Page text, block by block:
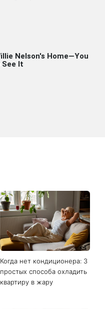
Когда нет кондиционера: 3
простых способа охладить
квартиру в жару